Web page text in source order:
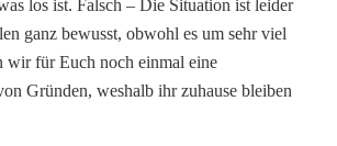
los ist. Falsch – Die Situation ist leider
ganz bewusst, obwohl es um sehr viel
wir für Euch noch einmal eine
Gründen, weshalb ihr zuhause bleiben